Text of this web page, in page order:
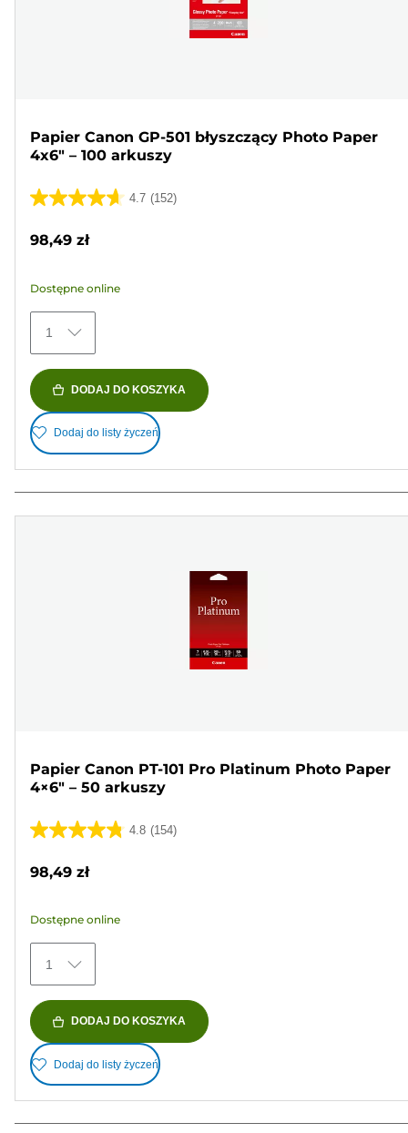
Papier Canon GP-501 błyszczący Photo Paper
4x6" – 100 arkuszy
4.7 (152)
4.7
5
152
Recenzji
98,49 zł
Dostępne online
1
DODAJ DO KOSZYKA
Dodaj do listy życzeń
Papier Canon PT-101 Pro Platinum Photo Paper
4×6" – 50 arkuszy
4.8 (154)
4.8
5
154
Recenzji
98,49 zł
Dostępne online
1
DODAJ DO KOSZYKA
Dodaj do listy życzeń